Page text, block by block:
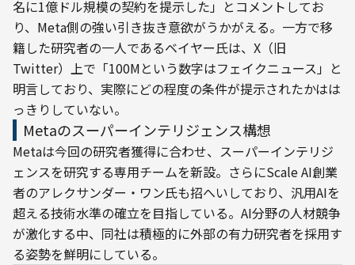
名に1億ドル規模の契約を提示した」とコメントしてお
り、Meta側の強い引き抜き意欲がうかがえる。一方で移
籍した研究者の一人であるベイヤー氏は、X（旧
Twitter）上で「100Mという数字はフェイクニュース」と
明言しており、実際にどの程度の条件が提示されたかはは
っきりしていない。
Metaのスーパーインテリジェンス構想
Metaは今回の研究者獲得に合わせ、スーパーインテリジ
ェンスを研究する専用チームを新設。さらにScale AI創業
者のアレクサンダー・ワン氏も招へいしており、汎用AIを
超える技術水準の確立を目指している。AI分野の人材競争
が激化する中、同社は積極的に外部の有力研究者を採用す
る姿勢を鮮明にしている。